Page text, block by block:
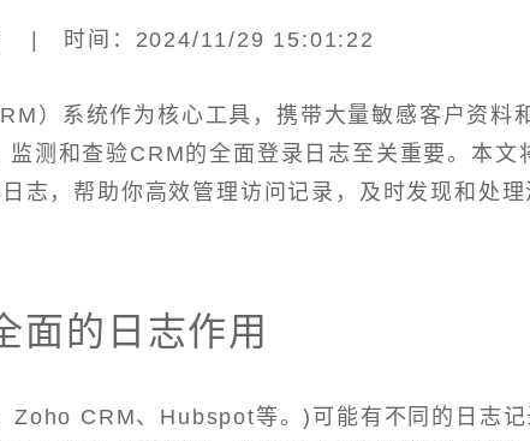
| 时间：2024/11/29 15:01:22
）系统作为核心工具，携带大量敏感客户资料
测和查验CRM的全面登录日志至关重要。本文
志，帮助你高效管理访问记录，及时发现和处理
面的日志作用
CRM、Hubspot等。)可能有不同的日志